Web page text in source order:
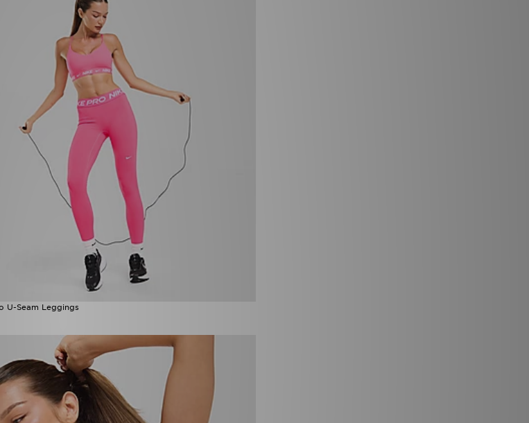
U-Seam Leggings